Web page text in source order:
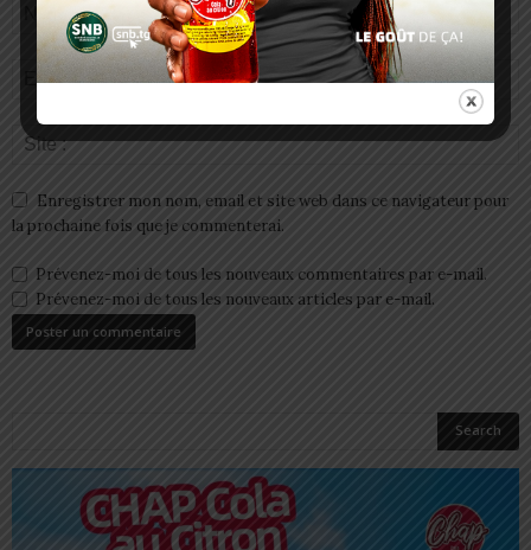
Enregistrer mon nom, email et site web dans ce navigateur pour
la prochaine fois que je commenterai.
Prévenez-moi de tous les nouveaux commentaires par e-mail.
Prévenez-moi de tous les nouveaux articles par e-mail.